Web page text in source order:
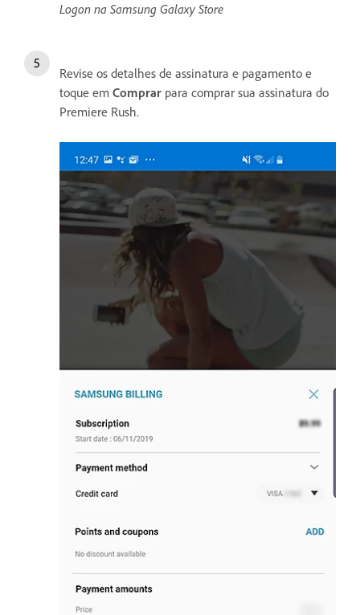
Logon na Samsung Galaxy Store
Revise os detalhes de assinatura e pagamento e
toque em Comprar para comprar sua assinatura do
Premiere Rush.